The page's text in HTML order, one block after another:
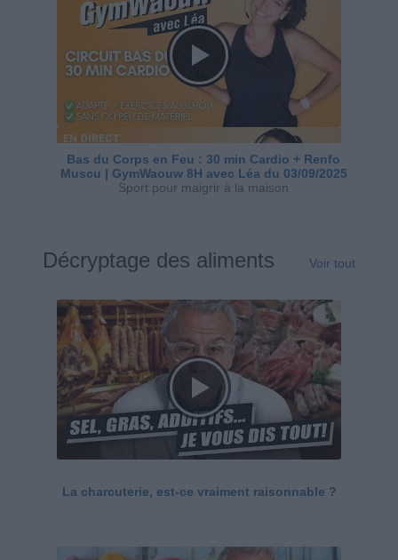
Bas du Corps en Feu : 30 min Cardio + Renfo
Muscu | GymWaouw 8H avec Léa du 03/09/2025
Sport pour maigrir à la maison
Décryptage des aliments Voir tout
La charcuterie, est-ce vraiment raisonnable ?